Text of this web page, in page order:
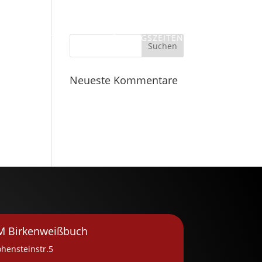
RECHTLICHES ÖFFUNGSZEITEN
Neueste Kommentare
Birkenweißbuch